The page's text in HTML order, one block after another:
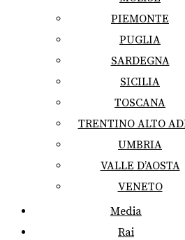
PIEMONTE
PUGLIA
SARDEGNA
SICILIA
TOSCANA
TRENTINO ALTO
UMBRIA
VALLE D’AOSTA
VENETO
Media
Rai